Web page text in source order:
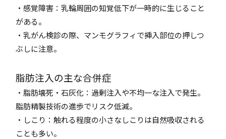
・感覚障害：乳輪周囲の知覚低下が一時的に生じること
がある。
・乳がん検診の際、マンモグラフィで挿入部位の押しつ
ぶしに注意。
脂肪注入の主な合併症
・脂肪壊死・石灰化：過剰注入や不均一な注入で発生。
脂肪精製技術の進歩でリスク低減。
・しこり：触れる程度の小さなしこりは自然吸収される
ことも多い。